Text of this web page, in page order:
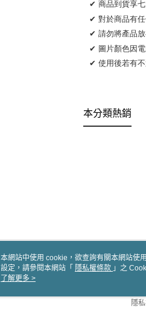
✔ 商品到貨享
✔ 對於商品有
✔ 請勿將產品
✔ 圖片顏色因
✔ 使用後若有不
本分類熱銷
關
隱
本網站中使用 cookie，欲查詢有關本網站使
設定，請參閱本網站「 隱私權條款 」之
使用 cookie。
了解更多 >